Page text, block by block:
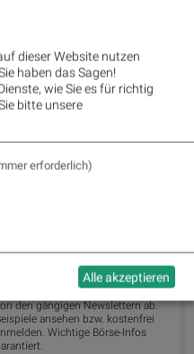
Mercator-Emba,
Die Useletter "Morning Xpresso" und
"Evening Xtrakt" heben sich deutlich
den gängigen Newslettern ab.
ansehen bzw. kostenfrei
Wichtige Börse-Infos
dieser Website nutzen
haben das Sagen!
wie Sie es für richtig
bitte unsere
erforderlich)
Alle akzeptieren